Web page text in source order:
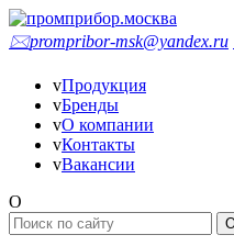
🖂prompribor-msk@yandex.ru
vПродукция
vБренды
vО компании
vКонтакты
vВакансии
O